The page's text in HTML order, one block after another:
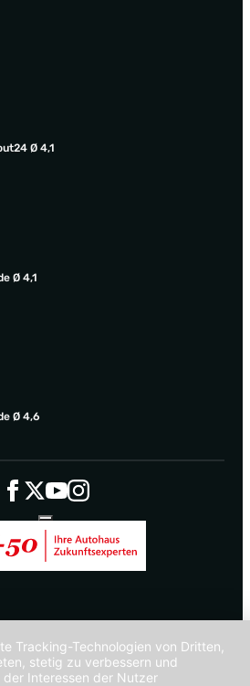
Ø 4,1
Ø 4,1
Ø 4,6
Tracking-Technologien von Dritten,
stetig zu verbessern und
Interessen der Nutzer